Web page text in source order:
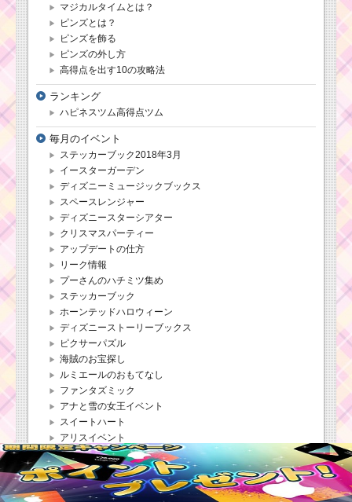
マジカルタイムとは？
ピンズとは？
ピンズを飾る
ピンズの外し方
高得点を出す10の攻略法
ランキング
ハピネスツム高得点ツム
毎月のイベント
ステッカーブック2018年3月
イースターガーデン
ディズニーミュージックブックス
スペースレンジャー
ディズニースターシアター
クリスマスパーティー
アップデートの仕方
リーク情報
プーさんのハチミツ集め
ステッカーブック
ホーンテッドハロウィーン
ディズニーストーリーブックス
ピクサーパズル
海賊のお宝探し
ルミエールのおもてなし
ファンタズミック
アナと雪の女王イベント
スイートハート
アリスイベント
シンデレラ
ズートピア
ヴィランズからの挑戦